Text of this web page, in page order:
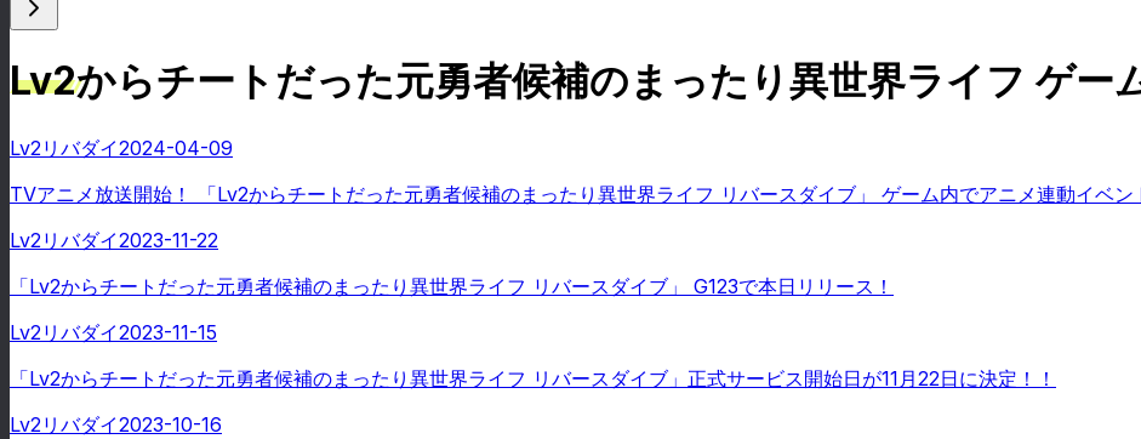
Lv2からチートだった元勇者候補のまったり異世界ライフ ゲー
Lv2リバダイ2024-04-09
TVアニメ放送開始！ 「Lv2からチートだった元勇者候補のまったり異世界ライフ リバースダイブ」 ゲーム内でアニメ連動イベン
Lv2リバダイ2023-11-22
「Lv2からチートだった元勇者候補のまったり異世界ライフ リバースダイブ」 G123で本日リリース！
Lv2リバダイ2023-11-15
「Lv2からチートだった元勇者候補のまったり異世界ライフ リバースダイブ」正式サービス開始日が11月22日に決定！！
Lv2リバダイ2023-10-16